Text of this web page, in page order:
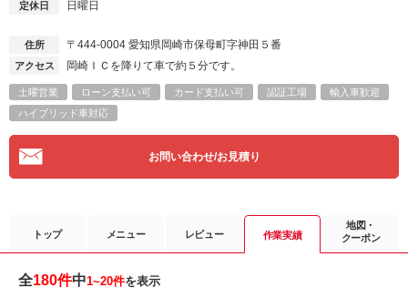
定休日 日曜日
住所 〒444-0004 愛知県岡崎市保母町字神田５番
アクセス 岡崎ＩＣを降りて車で約５分です。
土曜営業 ローン支払い可 カード支払い可 認証工場
輸入車歓迎
ハイブリッド車対応
お問い合わせ/お見積り
トップ メニュー レビュー 作業実績
地図・
クーポン
全180件中1~20件を表示